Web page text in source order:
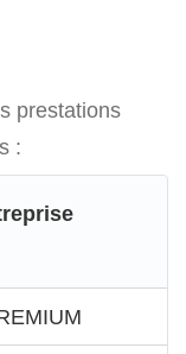
prestations
: